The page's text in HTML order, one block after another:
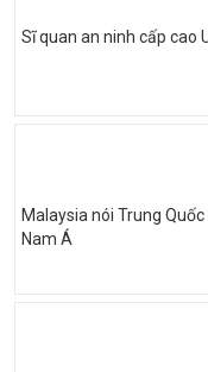
Sĩ quan an ninh cấp cao
Malaysia nói Trung
Nam Á